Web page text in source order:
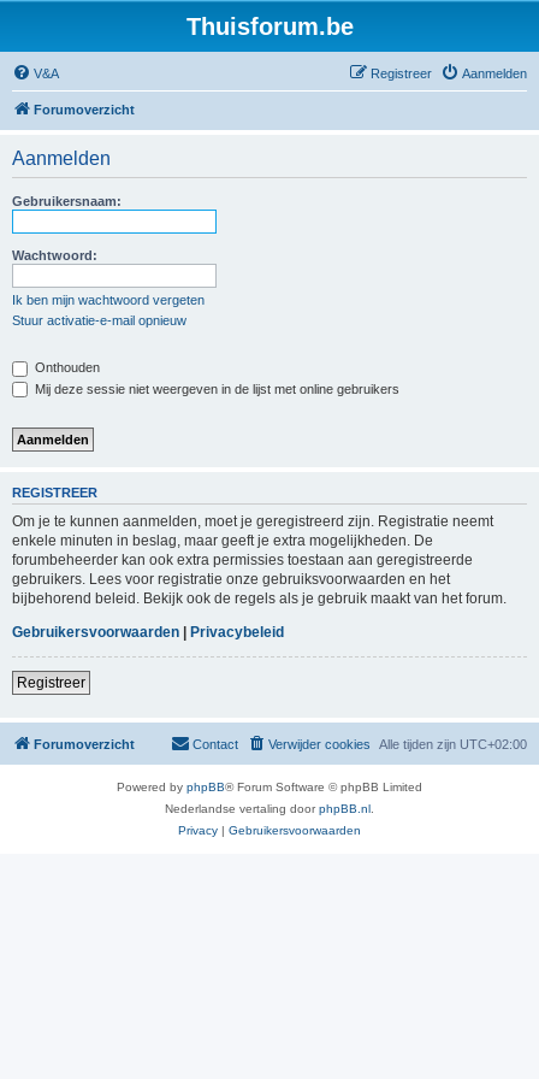
Thuisforum.be
V&A Aanmelden
Registreer
Forumoverzicht
Aanmelden
Gebruikersnaam:
Wachtwoord:
Ik ben mijn wachtwoord vergeten
Stuur activatie-e-mail opnieuw
Onthouden
Mij deze sessie niet weergeven in de lijst met online gebruikers
REGISTREER
Om je te kunnen aanmelden, moet je geregistreerd zijn. Registratie neemt
enkele minuten in beslag, maar geeft je extra mogelijkheden. De
forumbeheerder kan ook extra permissies toestaan aan geregistreerde
gebruikers. Lees voor registratie onze gebruiksvoorwaarden en het
bijbehorend beleid. Bekijk ook de regels als je gebruik maakt van het forum.
Gebruikersvoorwaarden | Privacybeleid
Registreer
Forumoverzicht Alle tijden zijn UTC+02:00
Verwijder cookies
Contact
Powered by phpBB® Forum Software © phpBB Limited
Nederlandse vertaling doorphpBB.nl
Privacy | Gebruikersvoorwaarden